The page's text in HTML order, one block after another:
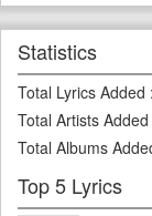
Statistics
Total Lyrics Added :
Total Artists Added
Total Albums
Top 5 Lyrics